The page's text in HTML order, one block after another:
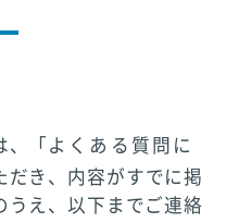
、「 よくある質問に
だき、内容がすでに掲
うえ、以下までご連絡